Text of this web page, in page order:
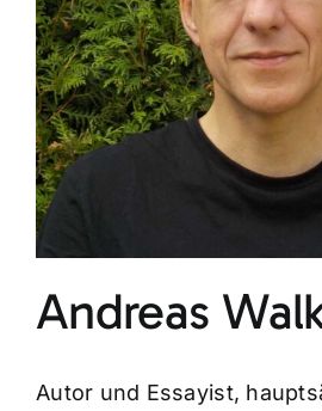
Andreas
Autor und Essayist,